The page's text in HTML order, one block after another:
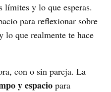
límites y lo que esperas.
para reflexionar sobre
lo que realmente te hace
con o sin pareja. La
y espacio para